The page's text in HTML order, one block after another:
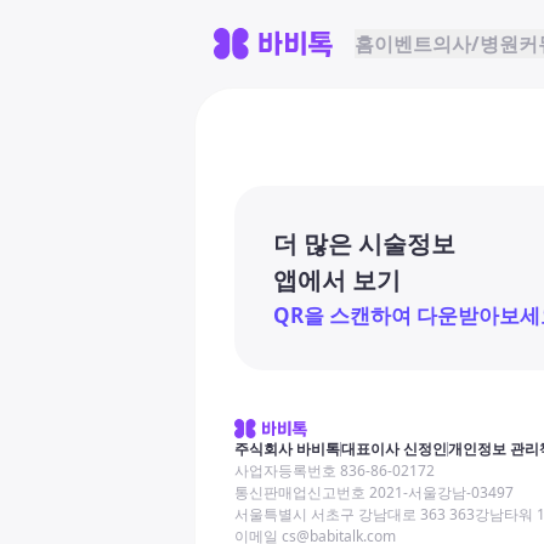
홈이벤트의사/병원커
더 많은 시술정보
앱에서 보기
QR을 스캔하여 다운받아보세
주식회사 바비톡대표이사 신정인개인정보 관리
사업자등록번호 836-86-02172
통신판매업신고번호 2021-서울강남-03497
서울특별시 서초구 강남대로 363 363강남타워
이메일 cs@babitalk.com